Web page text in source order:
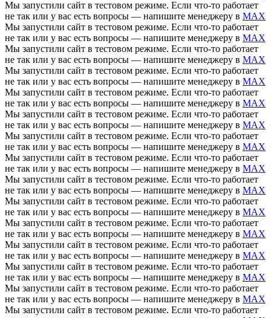
Мы запустили сайт в тестовом режиме. Если что-то работает
не так или у вас есть вопросы — напишите менеджеру в MAX
Мы запустили сайт в тестовом режиме. Если что-то работает
не так или у вас есть вопросы — напишите менеджеру в MAX
Мы запустили сайт в тестовом режиме. Если что-то работает
не так или у вас есть вопросы — напишите менеджеру в MAX
Мы запустили сайт в тестовом режиме. Если что-то работает
не так или у вас есть вопросы — напишите менеджеру в MAX
Мы запустили сайт в тестовом режиме. Если что-то работает
не так или у вас есть вопросы — напишите менеджеру в MAX
Мы запустили сайт в тестовом режиме. Если что-то работает
не так или у вас есть вопросы — напишите менеджеру в MAX
Мы запустили сайт в тестовом режиме. Если что-то работает
не так или у вас есть вопросы — напишите менеджеру в MAX
Мы запустили сайт в тестовом режиме. Если что-то работает
не так или у вас есть вопросы — напишите менеджеру в MAX
Мы запустили сайт в тестовом режиме. Если что-то работает
не так или у вас есть вопросы — напишите менеджеру в MAX
Мы запустили сайт в тестовом режиме. Если что-то работает
не так или у вас есть вопросы — напишите менеджеру в MAX
Мы запустили сайт в тестовом режиме. Если что-то работает
не так или у вас есть вопросы — напишите менеджеру в MAX
Мы запустили сайт в тестовом режиме. Если что-то работает
не так или у вас есть вопросы — напишите менеджеру в MAX
Мы запустили сайт в тестовом режиме. Если что-то работает
не так или у вас есть вопросы — напишите менеджеру в MAX
Мы запустили сайт в тестовом режиме. Если что-то работает
не так или у вас есть вопросы — напишите менеджеру в MAX
Мы запустили сайт в тестовом режиме. Если что-то работает